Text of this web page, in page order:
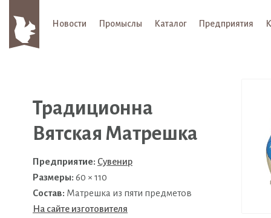
Новости Промыслы Каталог Предприятия
Традиционна
Вятская Матрешка
Предприятие: Сувенир
Размеры: 60 × 110
Состав: Матрешка из пяти предметов
На сайте изготовителя